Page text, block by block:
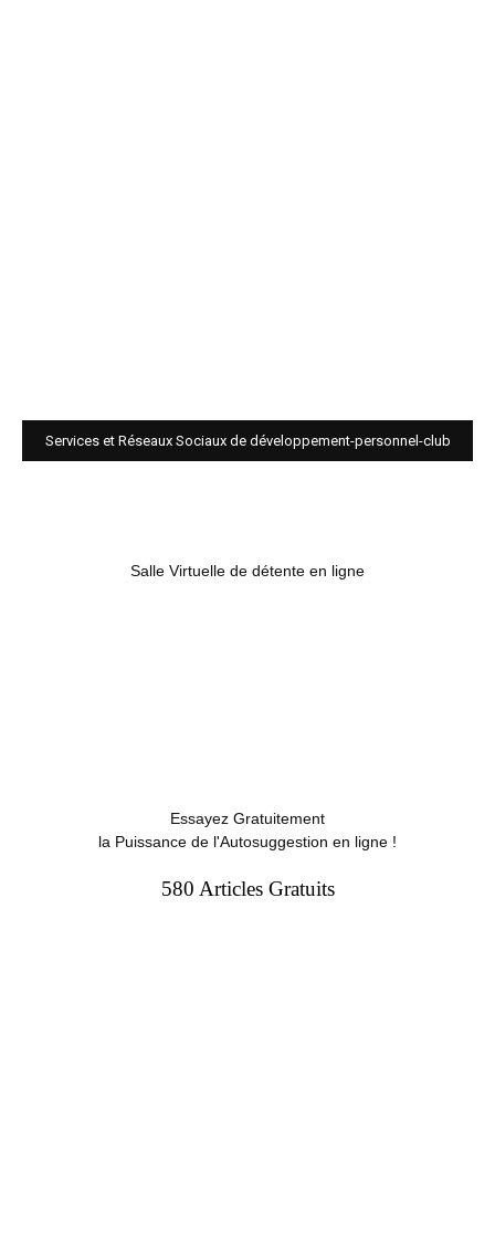
Services et Réseaux Sociaux de développement-personnel-club
Salle Virtuelle de détente en ligne
Essayez Gratuitement
la Puissance de l'Autosuggestion en ligne !
580 Articles Gratuits